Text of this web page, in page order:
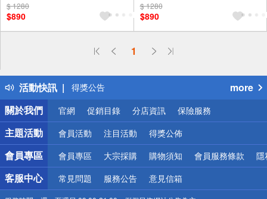
$ 1280
$890
$ 1280
$890
1
活動快訊
詐騙網頁！請小心！
得獎公告
熱門話題
銀行優惠
偏遠地區配送
詐騙網頁！請小心！
more
關於我們
官網 促銷目錄 分店資訊 保險服務
主題活動 會員活動 注目活動 得獎公佈
會員專區 會員專區 大宗採購 購物須知 會員服務條款 隱
客服中心 常見問題 服務公告 意見信箱